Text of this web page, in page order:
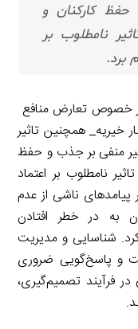
کارکنان و
نامطلوب بر
برد.
خصوص تعارض منافع
خیریه_ همچنین تاثیر
منفی بر جذب و حفظ
نامطلوب بر اعتماد
ناشی از عدم
به در خطر افتادن
شناسایی و مدیریت
و پاسخ‌گویی ضروری
فرآیند تصمیم‌گیری،